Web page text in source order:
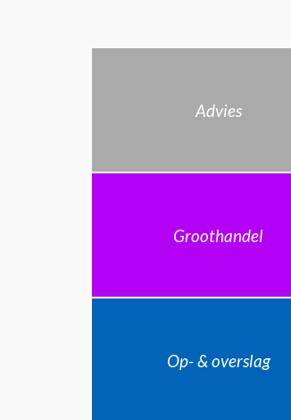
Advies
Groothandel
Op- & overslag